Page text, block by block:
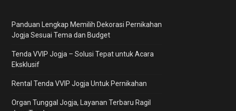
Panduan Lengkap Memilih Dekorasi Pernikahan
Jogja Sesuai Tema dan Budget
Tenda VVIP Jogja – Solusi Tepat untuk Acara
Eksklusif
Rental Tenda VVIP Jogja Untuk Pernikahan
Organ Tunggal Jogja, Layanan Terbaru Ragil